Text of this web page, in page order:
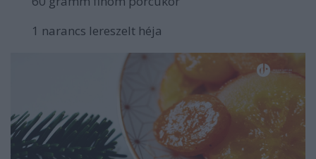
1 narancs lereszelt héja